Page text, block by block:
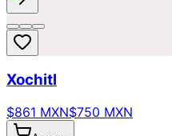
Xochitl
$861 MXN$750 MXN